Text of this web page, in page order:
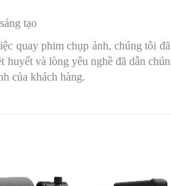
tạo
quay phim chụp ảnh, chúng tôi
huyết và lòng yêu nghề đã dẫn
của khách hàng.